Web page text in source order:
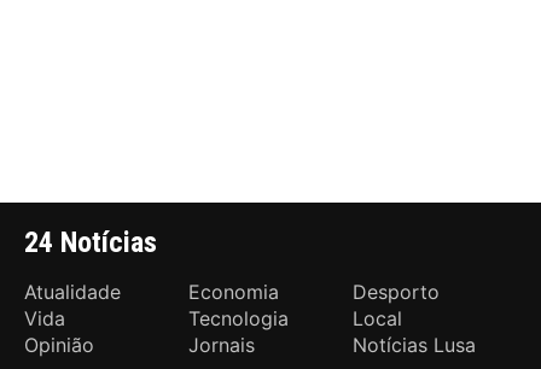
24 Notícias
Atualidade Economia
Desporto
Vida
Tecnologia
Local
Opinião
Jornais Notícias Lusa